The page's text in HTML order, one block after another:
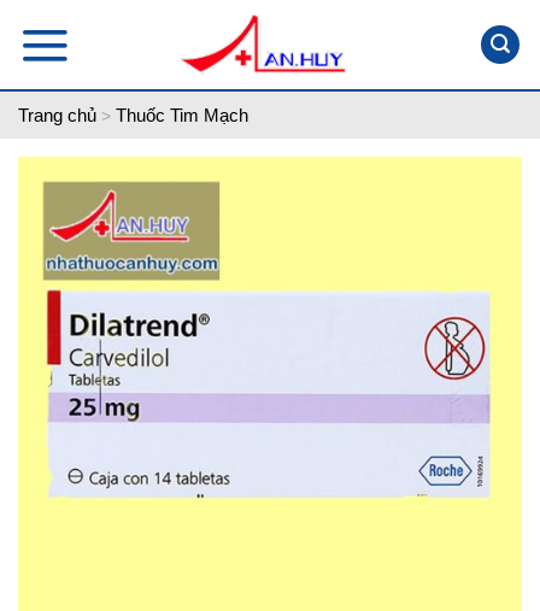
Trang chủ > Thuốc Tim Mạch